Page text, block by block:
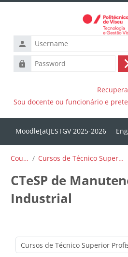
Username
Password
Sou docente ou funcionário e
Courses Cursos de Técnico Superior Profissional
CTeSP de
Industrial
Course